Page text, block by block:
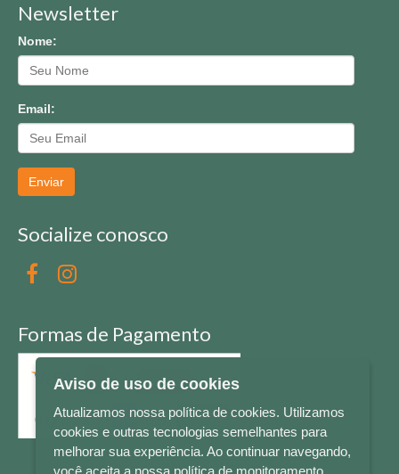
Newsletter
Nome:
Email:
Enviar
Socialize conosco
Formas de Pagamento
Aviso de uso de cookies
Atualizamos nossa política de cookies. Utilizamos
cookies e outras tecnologias semelhantes para
melhorar sua experiência. Ao continuar navegando,
você aceita a nossa política de monitoramento.